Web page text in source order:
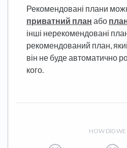
Рекомендовані плани
приватний план або
інші нерекомендовані
рекомендований план,
він не буде автоматично
кого.
HOW DID WE